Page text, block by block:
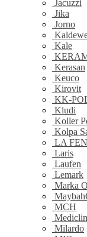
Jacuzzi
Jika
Jorno
Kale
Kerasan
Keuco
Kirovit
KK-
Kludi
Koller
Kolpa
LA
Laris
Laufen
Lemark
Marka
MCH
Milardo